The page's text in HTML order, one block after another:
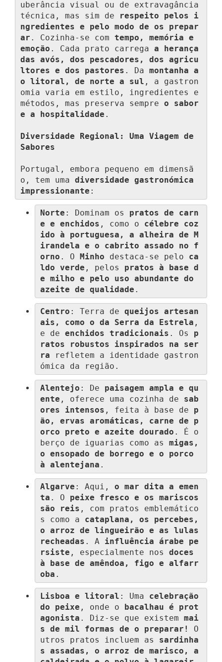
uberância visual ou de extravagância
técnica, mas sim de
respeito pelos i
ngredientes e pelo modo de os prepar
ar . Cozinha-se com tempo, memória e
emoção . Cada prato carrega a herança
das avós, dos pescadores, dos agricu
ltores e dos pastores . Da montanha a
o litoral, de norte a sul , a gastron
omia varia em estilo, ingredientes e
métodos, mas preserva sempre o sabor
e a hospitalidade .
Diversidade Regional: Uma Viagem de
Sabores
Portugal, embora pequeno em dimensã
o, tem uma diversidade gastronómica
impressionante :
Norte : Dominam os pratos de carn
e e enchidos , como o célebre coz
ido à portuguesa, a alheira de M
irandela e o cabrito assado no f
orno . O Minho destaca-se pelo ca
ldo verde , pelos pratos à base d
e milho e pelo uso abundante do
azeite de qualidade .
Centro : Terra de queijos artesan
ais, como o da Serra da Estrela ,
e de enchidos tradicionais . Os p
ratos robustos inspirados na ser
ra refletem a identidade gastron
ómica da região.
Alentejo : De paisagem ampla e qu
ente , oferece uma cozinha de sab
ores intensos , feita à base de p
ão, ervas aromáticas, carne de p
orco preto e azeite dourado . É o
berço de iguarias como as migas,
o ensopado de borrego e o porco
à alentejana .
Algarve : Aqui, o mar dita a emen
ta . O peixe fresco e os mariscos
são reis , com pratos emblemático
s como a cataplana, os percebes,
o arroz de lingueirão e as lulas
recheadas . A influência árabe pe
rsiste , especialmente nos doces
à base de amêndoa, figo e alfarr
oba .
Lisboa e litoral : Uma celebração
do peixe , onde o
bacalhau é prot
agonista . Diz-se que existem mai
s de mil formas de o preparar!
O
utros pratos incluem as sardinha
s assadas, o arroz de marisco, a